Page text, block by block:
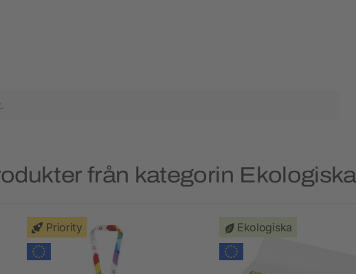
från kategorin
Priority Ekologiska